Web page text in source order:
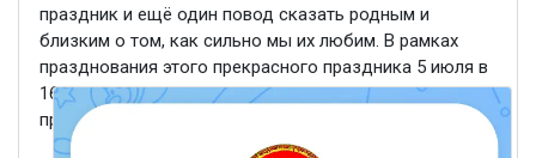
праздник и ещё один повод сказать родным и
близким о том, как сильно мы их любим. В рамках
празднования этого прекрасного праздника 5 июля в
16.00 в Стародворцовском сельском Доме культуры
пройдет ...